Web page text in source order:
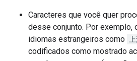
Caracteres que você quer
desse conjunto. Por exemplo,
idiomas estrangeiros como
codificados como mostrado